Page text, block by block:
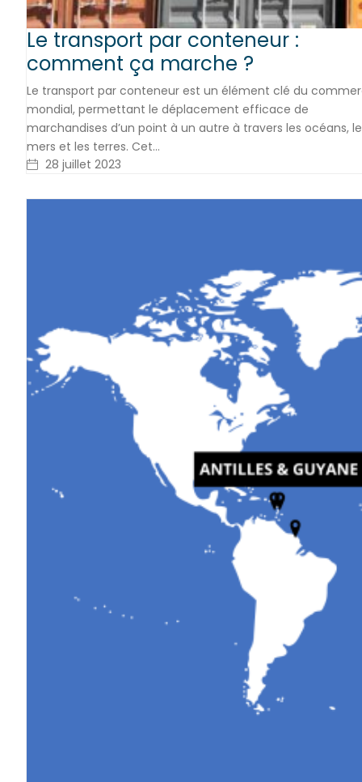
Le transport par conteneur :
comment ça marche ?
Le transport par conteneur est un élément clé du
mondial, permettant le déplacement efficace de
marchandises d’un point à un autre à travers les océans,
mers et les terres. Cet…
28 juillet 2023